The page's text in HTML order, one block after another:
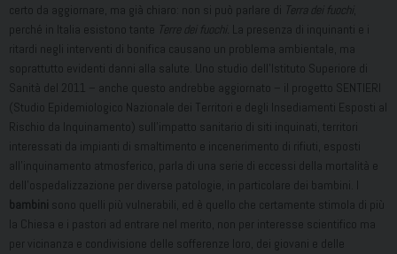
certo da aggiornare, ma già chiaro: non si può parlare di Terra dei fuochi ,
perché in Italia esistono tante Terre dei fuochi. La presenza di inquinanti e i
ritardi negli interventi di bonifica causano un problema ambientale, ma
soprattutto evidenti danni alla salute. Uno studio dell’Istituto Superiore di
Sanità del 2011 – anche questo andrebbe aggiornato – il progetto SENTIERI
(Studio Epidemiologico Nazionale dei Territori e degli Insediamenti Esposti al
Rischio da Inquinamento) sull’impatto sanitario di siti inquinati, territori
interessati da impianti di smaltimento e incenerimento di rifiuti, esposti
all’inquinamento atmosferico, parla di una serie di eccessi della mortalità e
dell’ospedalizzazione per diverse patologie, in particolare dei bambini. I
bambini sono quelli più vulnerabili, ed è quello che certamente stimola di più
la Chiesa e i pastori ad entrare nel merito, non per interesse scientifico ma
per vicinanza e condivisione delle sofferenze loro, dei giovani e delle